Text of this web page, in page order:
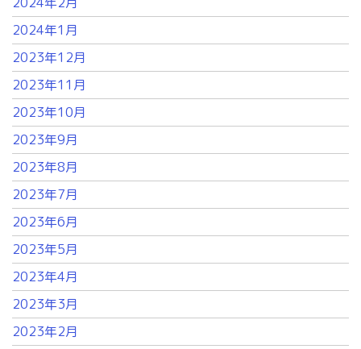
2024年1月
2023年12月
2023年11月
2023年10月
2023年9月
2023年8月
2023年7月
2023年6月
2023年5月
2023年4月
2023年3月
2023年2月